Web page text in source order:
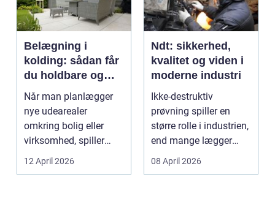
Belægning i
kolding: sådan får
du holdbare og
flotte udearealer
Når man planlægger
nye udearealer
omkring bolig eller
virksomhed, spiller
belægningen en helt
centra...
12 April 2026
Ndt: sikkerhed,
kvalitet og viden i
moderne industri
Ikke-destruktiv
prøvning spiller en
større rolle i industrien,
end mange lægger
mærke til i hverdage...
08 April 2026